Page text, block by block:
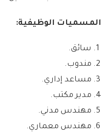
المسميات الوظيفية:
سائق.
مندوب.
مساعد إداري.
مدير مكتب.
مهندس مدني.
مهندس معماري.